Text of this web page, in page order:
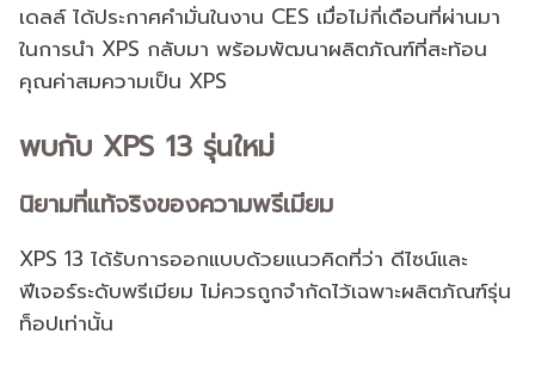
เดลล์ ได้ประกาศคำมั่นในงาน CES เมื่อไม่กี่เดือนที่ผ่านมา
ในการนำ XPS กลับมา พร้อมพัฒนาผลิตภัณฑ์ที่สะท้อน
คุณค่าสมความเป็น XPS
พบกับ XPS 13 รุ่นใหม่
นิยามที่แท้จริงของความพรีเมียม
XPS 13 ได้รับการออกแบบด้วยแนวคิดที่ว่า ดีไซน์และ
ฟีเจอร์ระดับพรีเมียม ไม่ควรถูกจำกัดไว้เฉพาะผลิตภัณฑ์รุ่น
ท็อปเท่านั้น